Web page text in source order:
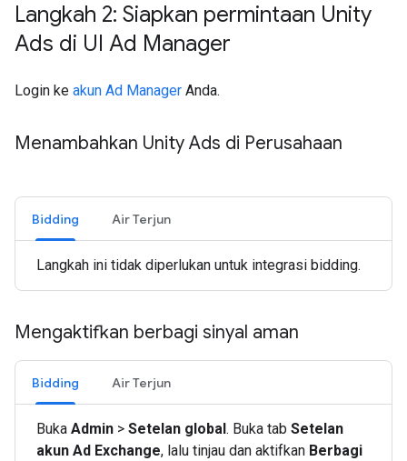
Langkah 2: Siapkan permintaan Unity
Ads di UI Ad Manager
Login ke akun Ad Manager Anda.
Menambahkan Unity Ads di Perusahaan
Bidding Air Terjun
Langkah ini tidak diperlukan untuk integrasi bidding.
Mengaktifkan berbagi sinyal aman
Bidding Air Terjun
Buka Admin > Setelan global. Buka tab Setelan
akun Ad Exchange, lalu tinjau dan aktifkan Berbagi